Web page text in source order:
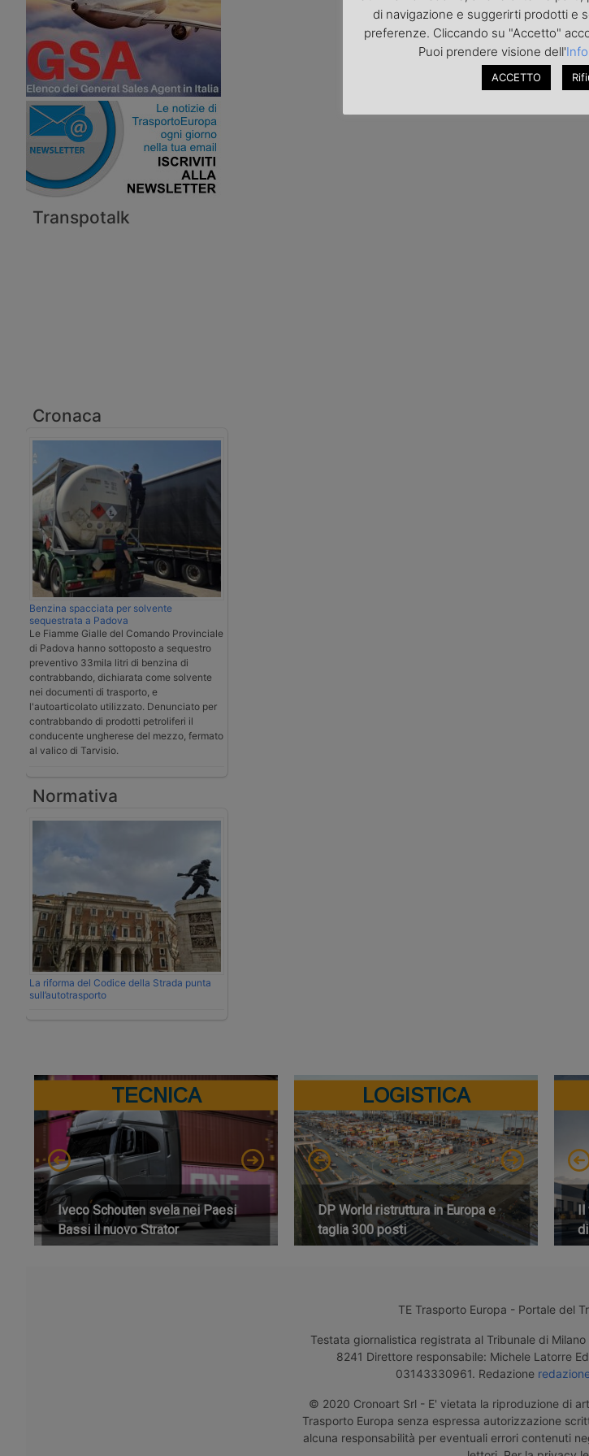
Transpotalk
Cronaca
Benzina spacciata per solvente
sequestrata a Padova
Le Fiamme Gialle del Comando Provinciale
di Padova hanno sottoposto a sequestro
preventivo 33mila litri di benzina di
contrabbando, dichiarata come solvente
nei documenti di trasporto, e
l'autoarticolato utilizzato. Denunciato per
contrabbando di prodotti petroliferi il
conducente ungherese del mezzo, fermato
al valico di Tarvisio.
Normativa
La riforma del Codice della Strada punta
sull’autotrasporto
TECNICA
Iveco Schouten svela nei Paesi
Bassi il nuovo Strator
LOGISTICA
DP World ristruttura in Europa e
taglia 300 posti
Il
TE Trasporto Europa - Portale del
Testata giornalistica registrata al Tribunale di
8241 Direttore responsabile: Michele Latorre
03143330961. Redazione
© 2020 Cronoart Srl - E' vietata la riproduzione di
Trasporto Europa senza espressa autorizzazione
alcuna responsabilità per eventuali errori contenuti
di navigazione e suggerirti prodotti e
preferenze. Cliccando su "Accetto"
Puoi prendere visione dell'
ACCETTO